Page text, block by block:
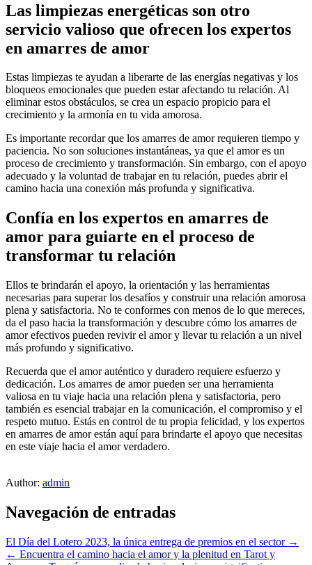
Las limpiezas energéticas son otro
servicio valioso que ofrecen los expertos
en amarres de amor
Estas limpiezas te ayudan a liberarte de las energías negativas y los
bloqueos emocionales que pueden estar afectando tu relación. Al
eliminar estos obstáculos, se crea un espacio propicio para el
crecimiento y la armonía en tu vida amorosa.
Es importante recordar que los amarres de amor requieren tiempo y
paciencia. No son soluciones instantáneas, ya que el amor es un
proceso de crecimiento y transformación. Sin embargo, con el apoyo
adecuado y la voluntad de trabajar en tu relación, puedes abrir el
camino hacia una conexión más profunda y significativa.
Confía en los expertos en amarres de
amor para guiarte en el proceso de
transformar tu relación
Ellos te brindarán el apoyo, la orientación y las herramientas
necesarias para superar los desafíos y construir una relación amorosa
plena y satisfactoria. No te conformes con menos de lo que mereces,
da el paso hacia la transformación y descubre cómo los amarres de
amor efectivos pueden revivir el amor y llevar tu relación a un nivel
más profundo y significativo.
Recuerda que el amor auténtico y duradero requiere esfuerzo y
dedicación. Los amarres de amor pueden ser una herramienta
valiosa en tu viaje hacia una relación plena y satisfactoria, pero
también es esencial trabajar en la comunicación, el compromiso y el
respeto mutuo. Estás en control de tu propia felicidad, y los expertos
en amarres de amor están aquí para brindarte el apoyo que necesitas
en este viaje hacia el amor verdadero.
Author: admin
Navegación de entradas
El Día del Lotero 2023, la única entrega de premios en el sector →
← Encuentra el camino hacia el amor y la plenitud en Tarot y